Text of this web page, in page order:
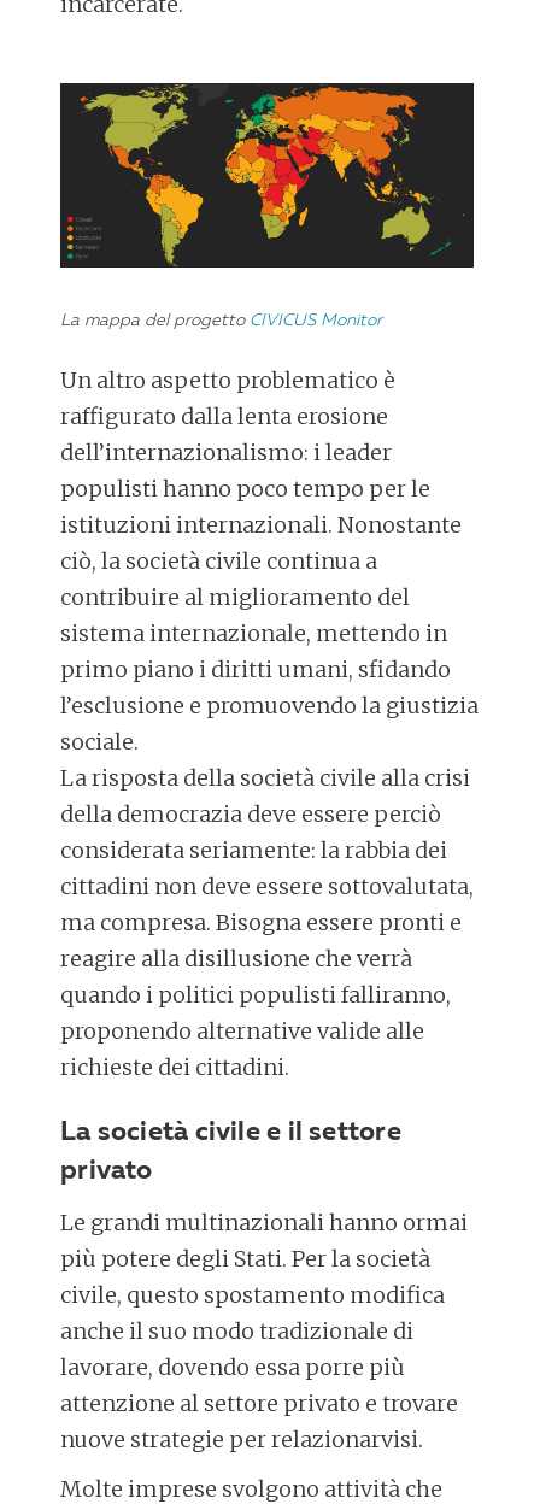
La mappa del progetto CIVICUS Monitor
Un altro aspetto problematico è
raffigurato dalla lenta erosione
dell’internazionalismo: i leader
populisti hanno poco tempo per le
istituzioni internazionali. Nonostante
ciò, la società civile continua a
contribuire al miglioramento del
sistema internazionale, mettendo in
primo piano i diritti umani, sfidando
l’esclusione e promuovendo la giustizia
sociale.
La risposta della società civile alla crisi
della democrazia deve essere perciò
considerata seriamente: la rabbia dei
cittadini non deve essere sottovalutata,
ma compresa. Bisogna essere pronti e
reagire alla disillusione che verrà
quando i politici populisti falliranno,
proponendo alternative valide alle
richieste dei cittadini.
La società civile e il settore
privato
Le grandi multinazionali hanno ormai
più potere degli Stati. Per la società
civile, questo spostamento modifica
anche il suo modo tradizionale di
lavorare, dovendo essa porre più
attenzione al settore privato e trovare
nuove strategie per relazionarvisi.
Molte imprese svolgono attività che